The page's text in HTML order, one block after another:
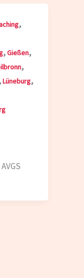
,
,Gießen,
,
Lüneburg,